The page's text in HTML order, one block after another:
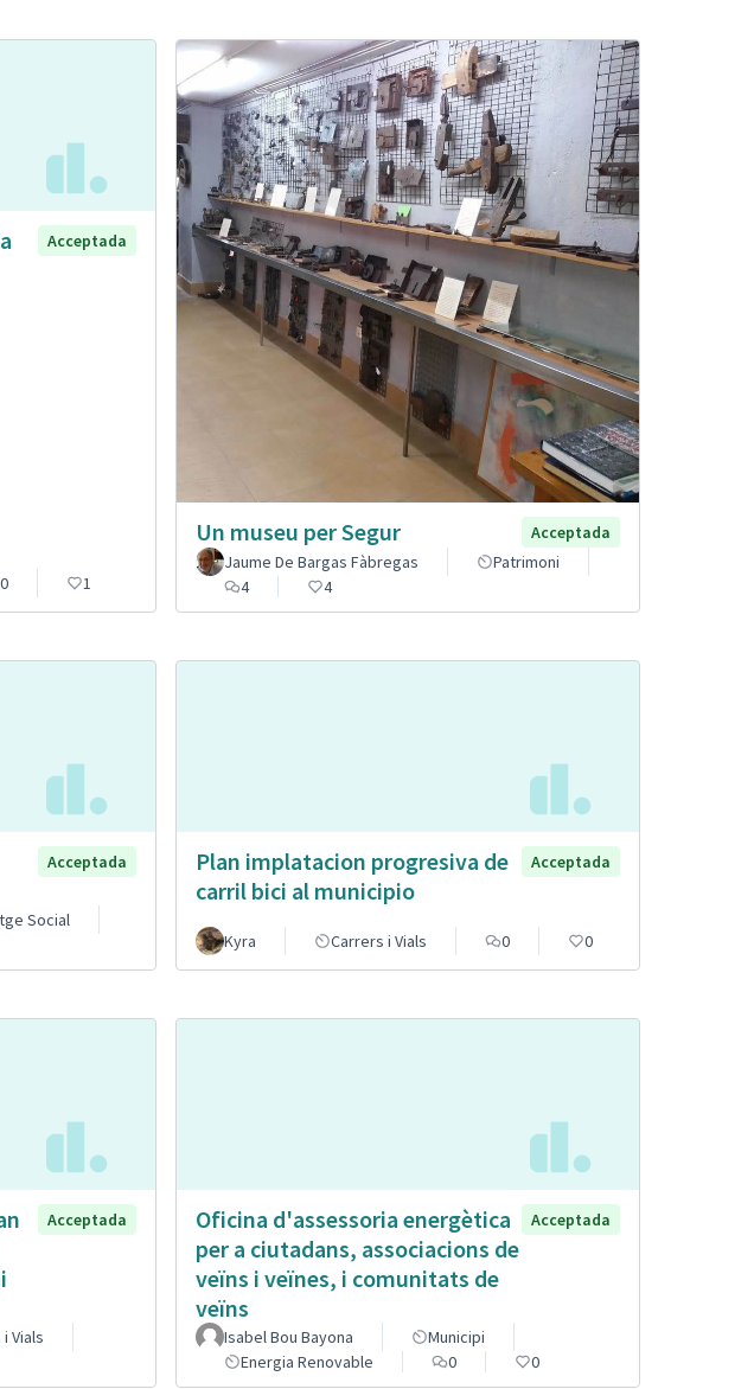
Acceptada
0 1
Un museu per Segur
Acceptada
Jaume De Bargas Fàbregas
Patrimoni
4
4
Acceptada
Social
Plan implatacion progresiva de
carril bici al municipio
Acceptada
Kyra Carrers i Vials 0 0
Acceptada
Vials
Oficina d'assessoria energètica
per a ciutadans, associacions de
veïns i veïnes, i comunitats de
veïns
Acceptada
Isabel Bou Bayona
Municipi
Energia Renovable
0 0